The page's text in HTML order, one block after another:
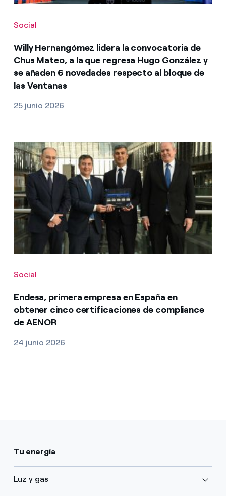
Social
Willy Hernangómez lidera la convocatoria de
Chus Mateo, a la que regresa Hugo González y
se añaden 6 novedades respecto al bloque de
las Ventanas
25 junio 2026
Social
Endesa, primera empresa en España en
obtener cinco certificaciones de compliance
de AENOR
24 junio 2026
Tu energía
Luz y gas